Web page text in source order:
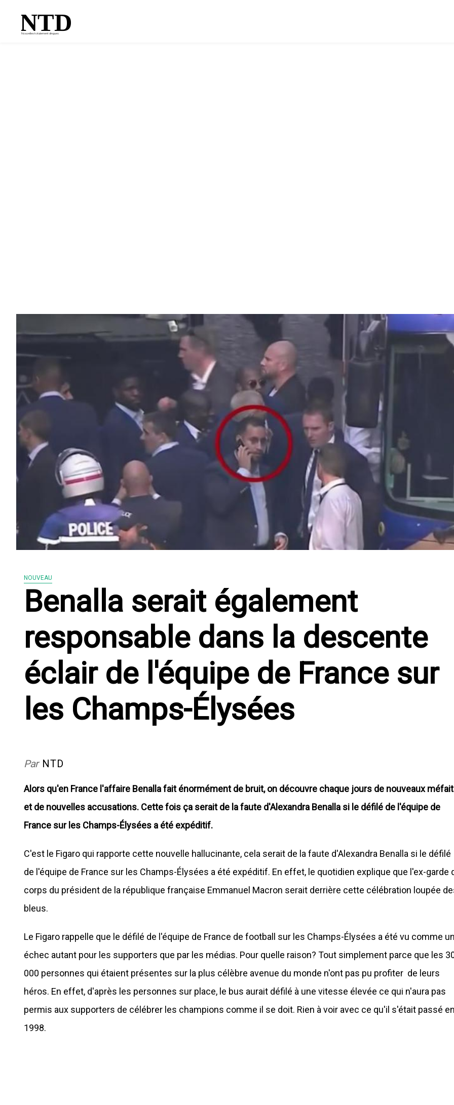
Nouvelles totalement dingues
NTD
NOUVEAU
Benalla serait également
responsable dans la descente
éclair de l'équipe de France sur
les Champs-Élysées
Par NTD
Alors qu'en France l'affaire Benalla fait énormément de bruit, on découvre chaque jours de nouveaux
et de nouvelles accusations. Cette fois ça serait de la faute d'Alexandra Benalla si le défilé de l'équipe de
France sur les Champs-Élysées a été expéditif.
C'est le Figaro qui rapporte cette nouvelle hallucinante, cela serait de la faute d'Alexandra Benalla si le défilé
de l'équipe de France sur les Champs-Élysées a été expéditif. En effet, le quotidien explique que l'ex-garde
corps du président de la république française Emmanuel Macron serait derrière cette célébration loupée
bleus.
Le Figaro rappelle que le défilé de l'équipe de France de football sur les Champs-Élysées a été vu comme un
échec autant pour les supporters que par les médias. Pour quelle raison? Tout simplement parce que les
000 personnes qui étaient présentes sur la plus célèbre avenue du monde n'ont pas pu profiter de leurs
héros. En effet, d'après les personnes sur place, le bus aurait défilé à une vitesse élevée ce qui n'aura pas
permis aux supporters de célébrer les champions comme il se doit. Rien à voir avec ce qu'il s'était passé en
1998.